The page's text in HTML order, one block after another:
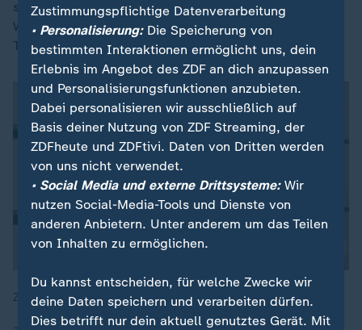
sich bei den French Open in glänzender Verfassung.
Was er nach seinem Zweitrunden-Sieg gegen den
Tschechen Machac zu sagen hat, sehen Sie hier:
ZDF-Morgenmagazin, 28.05.2026, 08:22 Uhr
Zustimmungspflichtige Datenverarbeitung
• Personalisierung:Die Speicherung von
bestimmten Interaktionen ermöglicht uns, dein
Erlebnis im Angebot des ZDF an dich anzupassen
und Personalisierungsfunktionen anzubieten.
Dabei personalisieren wir ausschließlich auf
Basis deiner Nutzung von ZDF Streaming, der
ZDFheute und ZDFtivi. Daten von Dritten werden
von uns nicht verwendet.
• Social Media und externe Drittsysteme:Wir
nutzen Social-Media-Tools und Dienste von
anderen Anbietern. Unter anderem um das Teilen
von Inhalten zu ermöglichen.
Du kannst entscheiden, für welche Zwecke wir
deine Daten speichern und verarbeiten dürfen.
Dies betrifft nur dein aktuell genutztes Gerät. Mit